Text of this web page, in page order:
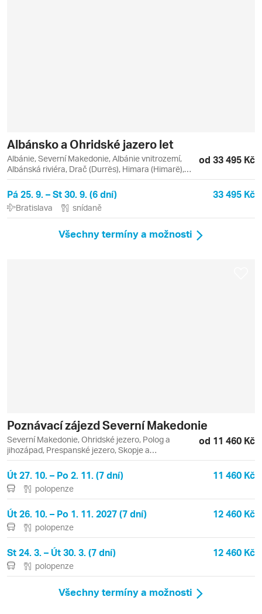
Albánsko a Ohridské jazero let
Albánie, Severní Makedonie, Albánie vnitrozemí,
Albánská riviéra, Drač (Durrës), Himara (Himarë),
Ohridské jezero, Polog a jihozápad, Saranda
(Sarandë), Sicílie, Skopje a severovýchod, Vlora
(Vlorë), Apollonia, Berat, Butrint, Drač, Gjirokastra
(Gjirokastër), Himara, Kruja (Krujë), Ksamil, Ohrid,
Palermo, Saranda, Tirana, Vlora
od 33 495 Kč
Pá 25. 9. – St 30. 9. (6 dní) 33 495 Kč
Bratislava snídaně
Všechny termíny a možnosti
Poznávací zájezd Severní Makedonie
Severní Makedonie, Ohridské jezero, Polog a
jihozápad, Prespanské jezero, Skopje a
severovýchod, Ohrid, Skopje
od 11 460 Kč
Út 27. 10. – Po 2. 11. (7 dní) 11 460 Kč
polopenze
Út 26. 10. – Po 1. 11. 2027 (7 dní) 12 460 Kč
polopenze
St 24. 3. – Út 30. 3. (7 dní) 12 460 Kč
polopenze
Všechny termíny a možnosti